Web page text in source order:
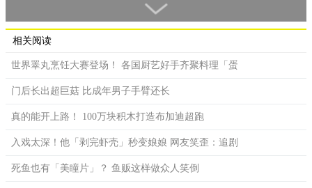
光后，引发网友讨论，纷纷笑翻表示：「拿圆珠笔都比拿鼻毛刀
有用」、「是要帮店员鼻毛吗」、「店员真好心！还想拿钱给
他」、「真是有勇无谋」。
相关阅读
世界睪丸烹饪大赛登场！ 各国厨艺好手齐聚料理「蛋
门后长出超巨菇 比成年男子手臂还长
真的能开上路！ 100万块积木打造布加迪超跑
入戏太深！他「剥完虾壳」秒变娘娘 网友笑歪：追剧
死鱼也有「美瞳片」？ 鱼贩这样做众人笑倒